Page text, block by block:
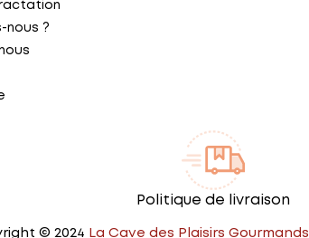
nous ?
Politique de livraison
© 2024 La Cave des Plaisirs Gourmands